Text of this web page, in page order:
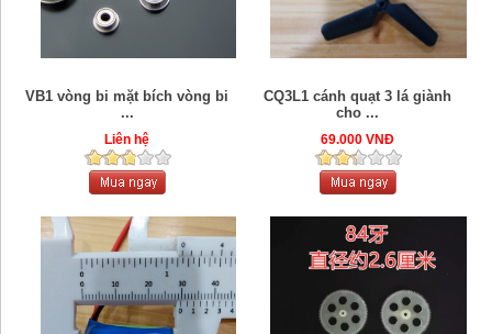
VB1 vòng bi mặt bích vòng bi
...
Liên hệ
CQ3L1 cánh quạt 3 lá giành
cho ...
69.000 VNĐ